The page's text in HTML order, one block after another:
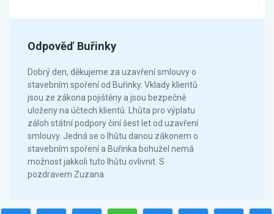
Odpověď Buřinky
Dobrý den, děkujeme za uzavření smlouvy o
stavebním spoření od Buřinky. Vklady klientů
jsou ze zákona pojištěny a jsou bezpečně
uloženy na účtech klientů. Lhůta pro výplatu
záloh státní podpory činí šest let od uzavření
smlouvy. Jedná se o lhůtu danou zákonem o
stavebním spoření a Buřinka bohužel nemá
možnost jakkoli tuto lhůtu ovlivnit. S
pozdravem Zuzana